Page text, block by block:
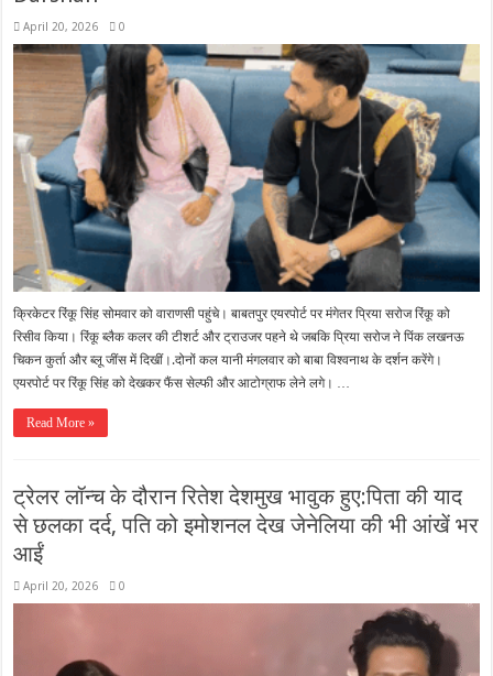
April 20, 2026 0
क्रिकेटर रिंकू सिंह सोमवार को वाराणसी पहुंचे। बाबतपुर एयरपोर्ट पर मंगेतर प्रिया सरोज रिंकू को
रिसीव किया। रिंकू ब्लैक कलर की टीशर्ट और ट्राउजर पहने थे जबकि प्रिया सरोज ने पिंक लखनऊ
चिकन कुर्ता और ब्लू जींस में दिखीं।.दोनों कल यानी मंगलवार को बाबा विश्वनाथ के दर्शन करेंगे।
एयरपोर्ट पर रिंकू सिंह को देखकर फैंस सेल्फी और आटोग्राफ लेने लगे। …
Read More »
ट्रेलर लॉन्च के दौरान रितेश देशमुख भावुक हुए:पिता की याद
से छलका दर्द, पति को इमोशनल देख जेनेलिया की भी आंखें भर
आईं
April 20, 2026 0